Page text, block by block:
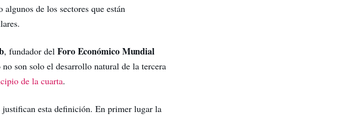
de los sectores que están
, fundador del Foro Económico Mundial
son solo el desarrollo natural de la tercera
de la cuarta.
esta definición. En primer lugar la